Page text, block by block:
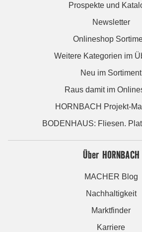
Prospekte und
Newsletter
Onlineshop
Weitere Kategorien im
Neu im Sortiment
Raus damit im
HORNBACH Projekt-
BODENHAUS: Fliesen.
Über HORNBACH
MACHER Blog
Nachhaltigkeit
Marktfinder
Karriere